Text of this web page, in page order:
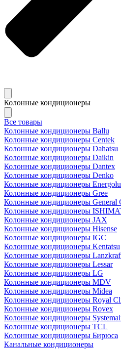
Колонные кондиционеры
Все товары
Колонные кондиционеры Ballu
Колонные кондиционеры Centek
Колонные кондиционеры Dahatsu
Колонные кондиционеры Daikin
Колонные кондиционеры Dantex
Колонные кондиционеры Denko
Колонные кондиционеры
Колонные кондиционеры Gree
Колонные кондиционеры General
Колонные кондиционеры
Колонные кондиционеры JAX
Колонные кондиционеры Hisense
Колонные кондиционеры IGC
Колонные кондиционеры Kentatsu
Колонные кондиционеры
Колонные кондиционеры Lessar
Колонные кондиционеры LG
Колонные кондиционеры MDV
Колонные кондиционеры Midea
Колонные кондиционеры Royal
Колонные кондиционеры Rovex
Колонные кондиционеры
Колонные кондиционеры TCL
Колонные кондиционеры Бирюса
Канальные кондиционеры